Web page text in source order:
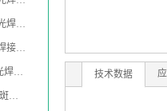
同轴测温视觉条形光斑激光焊接头技术
同轴测温视觉激光可调焦焊接头技术参
2μm同轴测温成像塑料激光焊接头技术
915/976高功率可调条形光斑激光封边
技术数据